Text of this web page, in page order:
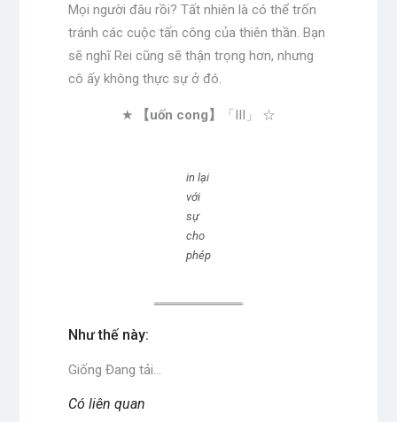
Mọi người đâu rồi? Tất nhiên là có thể trốn
tránh các cuộc tấn công của thiên thần. Bạn
sẽ nghĩ Rei cũng sẽ thận trọng hơn, nhưng
cô ấy không thực sự ở đó.
★ 【uốn cong】 「III」 ☆
in lại
với
sự
cho
phép
Như thế này:
Giống Đang tải…
Có liên quan